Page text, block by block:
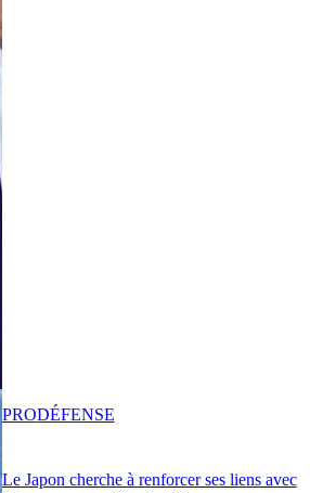
Le Japon cherche à renforcer ses liens avec
PRODÉFENSE